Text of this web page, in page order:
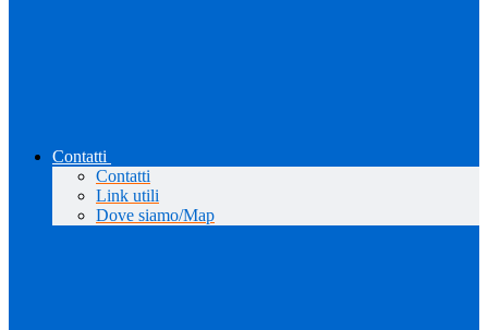
Contatti
Contatti
Link utili
Dove siamo/Map